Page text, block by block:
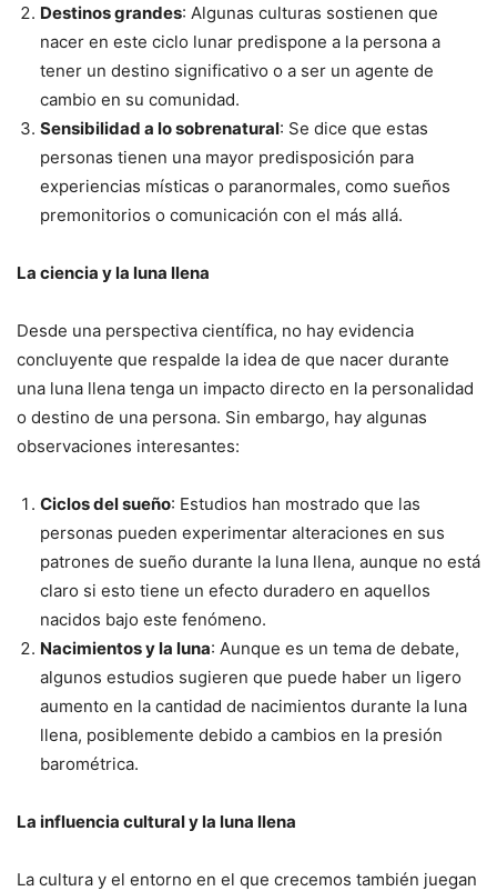
Destinos grandes: Algunas culturas sostienen que
nacer en este ciclo lunar predispone a la persona a
tener un destino significativo o a ser un agente de
cambio en su comunidad.
Sensibilidad a lo sobrenatural: Se dice que estas
personas tienen una mayor predisposición para
experiencias místicas o paranormales, como sueños
premonitorios o comunicación con el más allá.
La ciencia y la luna llena
Desde una perspectiva científica, no hay evidencia
concluyente que respalde la idea de que nacer durante
una luna llena tenga un impacto directo en la personalidad
o destino de una persona. Sin embargo, hay algunas
observaciones interesantes:
Ciclos del sueño: Estudios han mostrado que las
personas pueden experimentar alteraciones en sus
patrones de sueño durante la luna llena, aunque no está
claro si esto tiene un efecto duradero en aquellos
nacidos bajo este fenómeno.
Nacimientos y la luna: Aunque es un tema de debate,
algunos estudios sugieren que puede haber un ligero
aumento en la cantidad de nacimientos durante la luna
llena, posiblemente debido a cambios en la presión
barométrica.
La influencia cultural y la luna llena
La cultura y el entorno en el que crecemos también juegan